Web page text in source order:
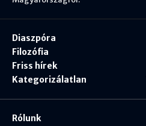
Diaszpóra
Filozófia
Friss hírek
Kategorizálatlan
Rólunk